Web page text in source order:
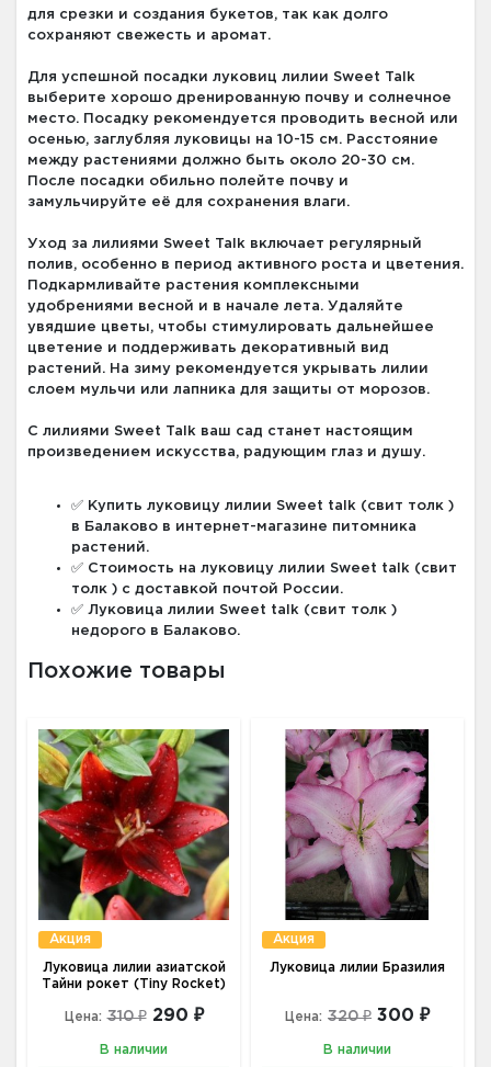
для срезки и создания букетов, так как долго
сохраняют свежесть и аромат.
Для успешной посадки луковиц лилии Sweet Talk
выберите хорошо дренированную почву и солнечное
место. Посадку рекомендуется проводить весной или
осенью, заглубляя луковицы на 10-15 см. Расстояние
между растениями должно быть около 20-30 см.
После посадки обильно полейте почву и
замульчируйте её для сохранения влаги.
Уход за лилиями Sweet Talk включает регулярный
полив, особенно в период активного роста и цветения.
Подкармливайте растения комплексными
удобрениями весной и в начале лета. Удаляйте
увядшие цветы, чтобы стимулировать дальнейшее
цветение и поддерживать декоративный вид
растений. На зиму рекомендуется укрывать лилии
слоем мульчи или лапника для защиты от морозов.
С лилиями Sweet Talk ваш сад станет настоящим
произведением искусства, радующим глаз и душу.
✅ Купить луковицу лилии Sweet talk (свит толк )
в Балаково в интернет-магазине питомника
растений.
✅ Стоимость на луковицу лилии Sweet talk (свит
толк ) с доставкой почтой России.
✅ Луковица лилии Sweet talk (свит толк )
недорого в Балаково.
Похожие товары
Акция
Луковица лилии азиатской
Тайни рокет (Tiny Rocket)
Цена: 310 ₽ 290 ₽
В наличии
Акция
Луковица лилии Бразилия
Цена: 320 ₽ 300 ₽
В наличии